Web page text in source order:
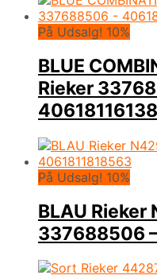
På Udsalg! 10%
BLUE
Rieker
På Udsalg! 10%
BLAU Rieker
337688506